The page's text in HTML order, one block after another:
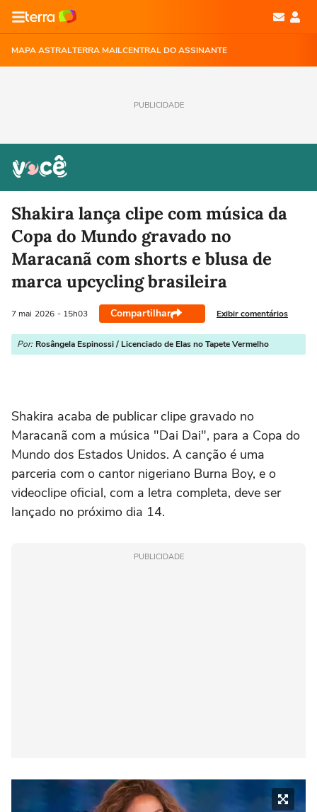
MAPA ASTRALTERRA MAILCENTRAL DO ASSINANTE
PUBLICIDADE
Shakira lança clipe com música da
Copa do Mundo gravado no
Maracanã com shorts e blusa de
marca upcycling brasileira
7 mai 2026 - 15h03 Compartilhar Exibir comentários
Por: Rosângela Espinossi / Licenciado de Elas no Tapete Vermelho
Shakira acaba de publicar clipe gravado no
Maracanã com a música "Dai Dai", para a Copa do
Mundo dos Estados Unidos. A canção é uma
parceria com o cantor nigeriano Burna Boy, e o
videoclipe oficial, com a letra completa, deve ser
lançado no próximo dia 14.
PUBLICIDADE